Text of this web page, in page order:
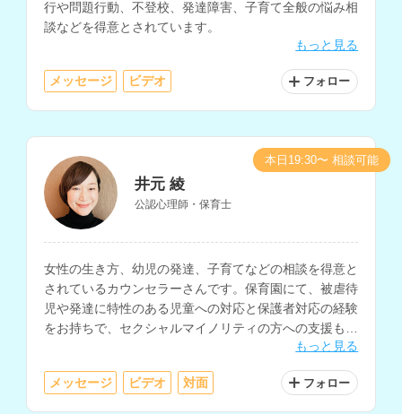
行や問題行動、不登校、発達障害、子育て全般の悩み相
談などを得意とされています。
もっと見る
メッセージ ビデオ フォロー
井元 綾
公認心理師・保育士
女性の生き方、幼児の発達、子育てなどの相談を得意と
されているカウンセラーさんです。保育園にて、被虐待
児や発達に特性のある児童への対応と保護者対応の経験
をお持ちで、セクシャルマイノリティの方への支援も行
もっと見る
メッセージ ビデオ 対面 フォロー
本日19:30〜 相談可能